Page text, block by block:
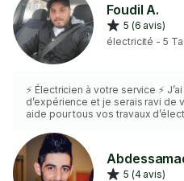
Foudil A.
5 (6 avis)
électricité - 5
⚡ Électricien à votre service ⚡ J’ai plus de 5 ans
d’expérience et je serais ravi de
aide pour tous vos travaux d’électricité.
professionnels lors de chaque
garantir un travail sûr, soigné et de qualité.
pas à me contacter ! 😊
5 (4 avis)